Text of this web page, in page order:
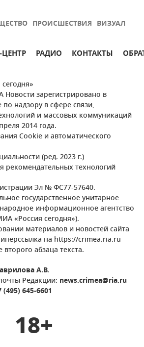
ПРОИСШЕСТВИЯ ВИЗУАЛ
ЦЕНТР РАДИО КОНТАКТЫ
Новости зарегистрировано в
надзору в сфере связи,
и массовых коммуникаций
2014 года.
Cookie и автоматического
(ред. 2023 г.)
рекомендательных технологий
Эл № ФС77-57640.
государственное унитарное
информационное агентство
«Россия сегодня»).
материалов и новостей сайта
на https://crimea.ria.ru
абзаца текста.
А.В.
Редакции: news.crimea@ria.ru
(495) 645-6601
18+